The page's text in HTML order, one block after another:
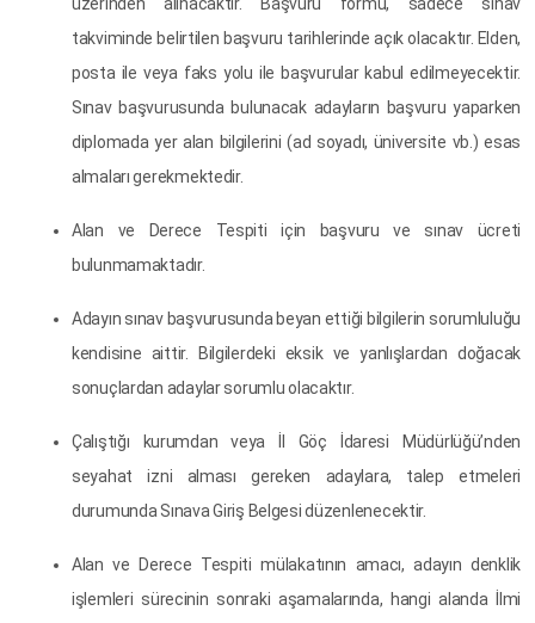
takviminde belirtilen başvuru tarihlerinde açık olacaktır. Elden,
posta ile veya faks yolu ile başvurular kabul edilmeyecektir.
Sınav başvurusunda bulunacak adayların başvuru yaparken
diplomada yer alan bilgilerini (ad soyadı, üniversite vb.) esas
almaları gerekmektedir.
Alan ve Derece Tespiti için başvuru ve sınav ücreti
bulunmamaktadır.
Adayın sınav başvurusunda beyan ettiği bilgilerin sorumluluğu
kendisine aittir. Bilgilerdeki eksik ve yanlışlardan doğacak
sonuçlardan adaylar sorumlu olacaktır.
Çalıştığı kurumdan veya İl Göç İdaresi Müdürlüğü’nden
seyahat izni alması gereken adaylara, talep etmeleri
durumunda Sınava Giriş Belgesi düzenlenecektir.
Alan ve Derece Tespiti mülakatının amacı, adayın denklik
işlemleri sürecinin sonraki aşamalarında, hangi alanda İlmi